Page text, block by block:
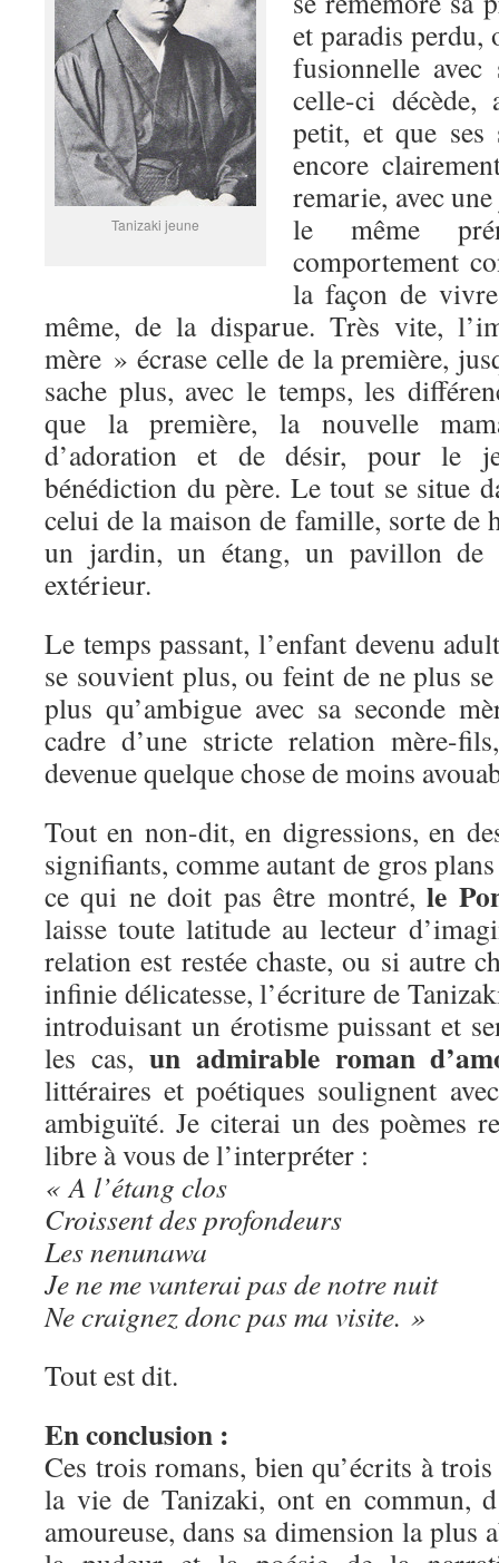
Tanizaki jeune
et paradis
fusionnelle avec
celle-ci décède,
petit, et que ses
encore
remarie, avec
le même
comportement
la façon de
même, de la disparue. Très vite,
mère » écrase celle de la première,
sache plus, avec le temps, les
que la première, la nouvelle
d’adoration et de désir, pour le
bénédiction du père. Le tout se situe
celui de la maison de famille, sorte de
un jardin, un étang, un pavillon de
extérieur.
Le temps passant, l’enfant devenu
se souvient plus, ou feint de ne plus
plus qu’ambigue avec sa seconde
cadre d’une stricte relation mère-
devenue quelque chose de moins
Tout en non-dit, en digressions, en
signifiants, comme autant de gros
ce qui ne doit pas être montré,le
laisse toute latitude au lecteur
relation est restée chaste, ou si autre
infinie délicatesse, l’écriture de
introduisant un érotisme puissant et
les cas, un admirable roman
littéraires et poétiques soulignent
ambiguïté. Je citerai un des poèmes
libre à vous de l’interpréter :
« A l’étang clos
Croissent des profondeurs
Les nenunawa
Je ne me vanterai pas de notre nuit
Ne craignez donc pas ma visite. »
Tout est dit.
En conclusion :
Ces trois romans, bien qu’écrits à
la vie de Tanizaki, ont en commun,
amoureuse, dans sa dimension la plus